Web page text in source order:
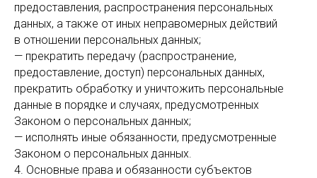
предоставления, распространения персональных
данных, а также от иных неправомерных действий
в отношении персональных данных;
— прекратить передачу (распространение,
предоставление, доступ) персональных данных,
прекратить обработку и уничтожить персональные
данные в порядке и случаях, предусмотренных
Законом о персональных данных;
— исполнять иные обязанности, предусмотренные
Законом о персональных данных.
4. Основные права и обязанности субъектов